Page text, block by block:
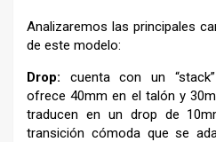
Analizaremos las principales
de este modelo:
Drop: cuenta con un
ofrece 40mm en el talón y
traducen en un drop de
transición cómoda que se